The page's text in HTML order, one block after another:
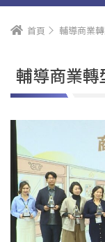
首頁 輔導商業
輔導商業轉